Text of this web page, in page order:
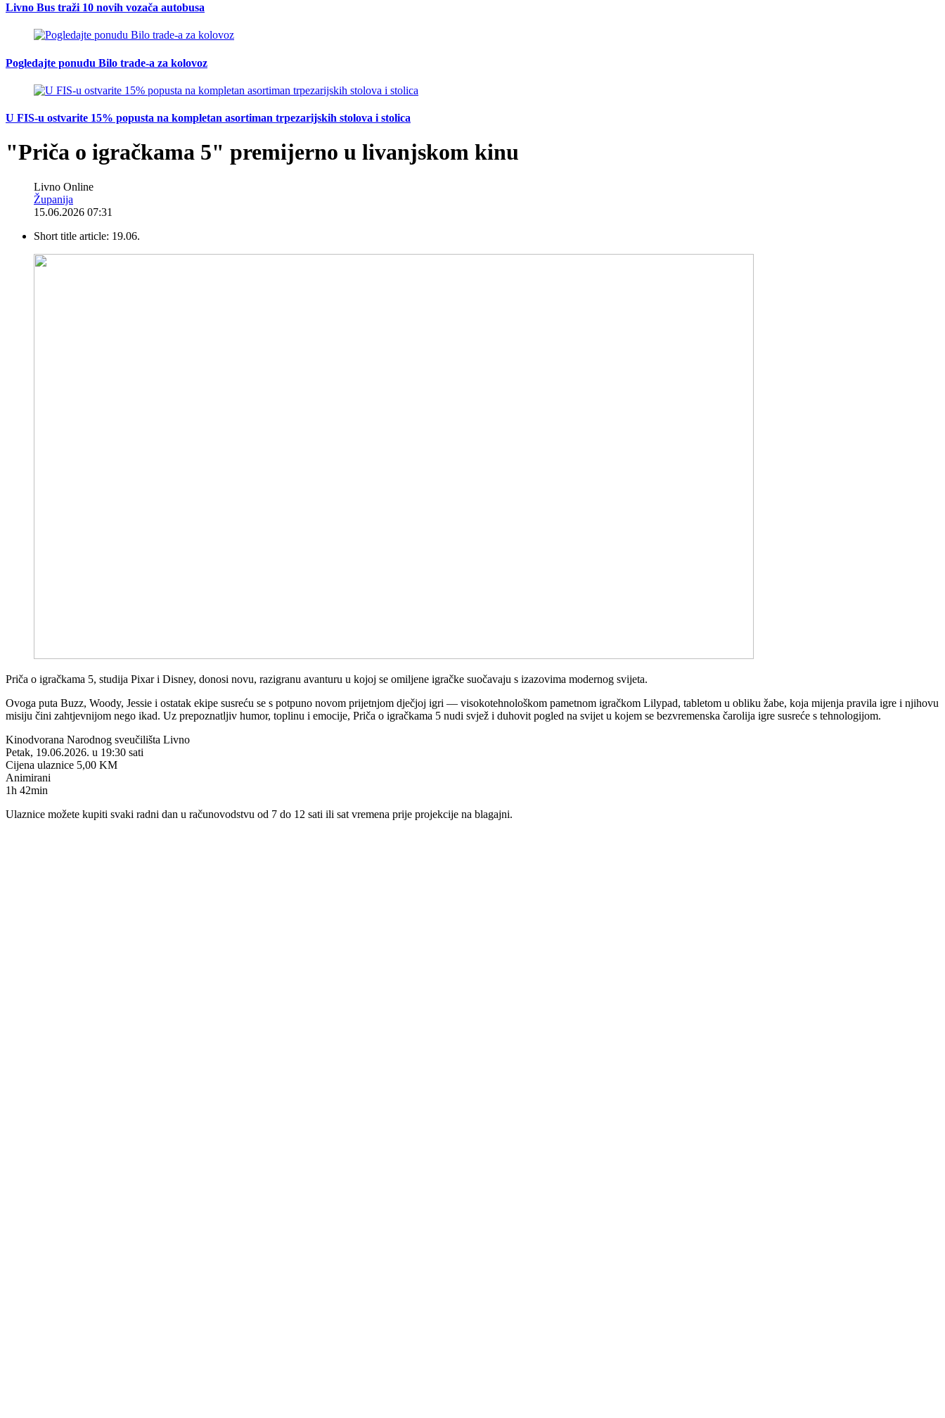
Livno Bus traži 10 novih vozača autobusa
Pogledajte ponudu Bilo trade-a za kolovoz
U FIS-u ostvarite 15% popusta na kompletan asortiman trpezarijskih stolova i stolica
"Priča o igračkama 5" premijerno u livanjskom kinu
Livno Online
Županija
15.06.2026 07:31
Short title article: 19.06.
Priča o igračkama 5, studija Pixar i Disney, donosi novu, razigranu avanturu u kojoj se omiljene igračke suočavaju s izazovima modernog svijeta.
Ovoga puta Buzz, Woody, Jessie i ostatak ekipe susreću se s potpuno novom prijetnjom dječjoj igri — visokotehnološkom pametnom igračkom Lilypad, tabletom u obliku žabe, koja mijenja pravila igre i njihovu
misiju čini zahtjevnijom nego ikad. Uz prepoznatljiv humor, toplinu i emocije, Priča o igračkama 5 nudi svjež i duhovit pogled na svijet u kojem se bezvremenska čarolija igre susreće s tehnologijom.
Kinodvorana Narodnog sveučilišta Livno
Petak, 19.06.2026. u 19:30 sati
Cijena ulaznice 5,00 KM
Animirani
1h 42min
Ulaznice možete kupiti svaki radni dan u računovodstvu od 7 do 12 sati ili sat vremena prije projekcije na blagajni.